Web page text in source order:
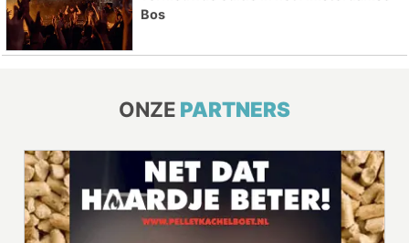
Bos
ONZE PARTNERS